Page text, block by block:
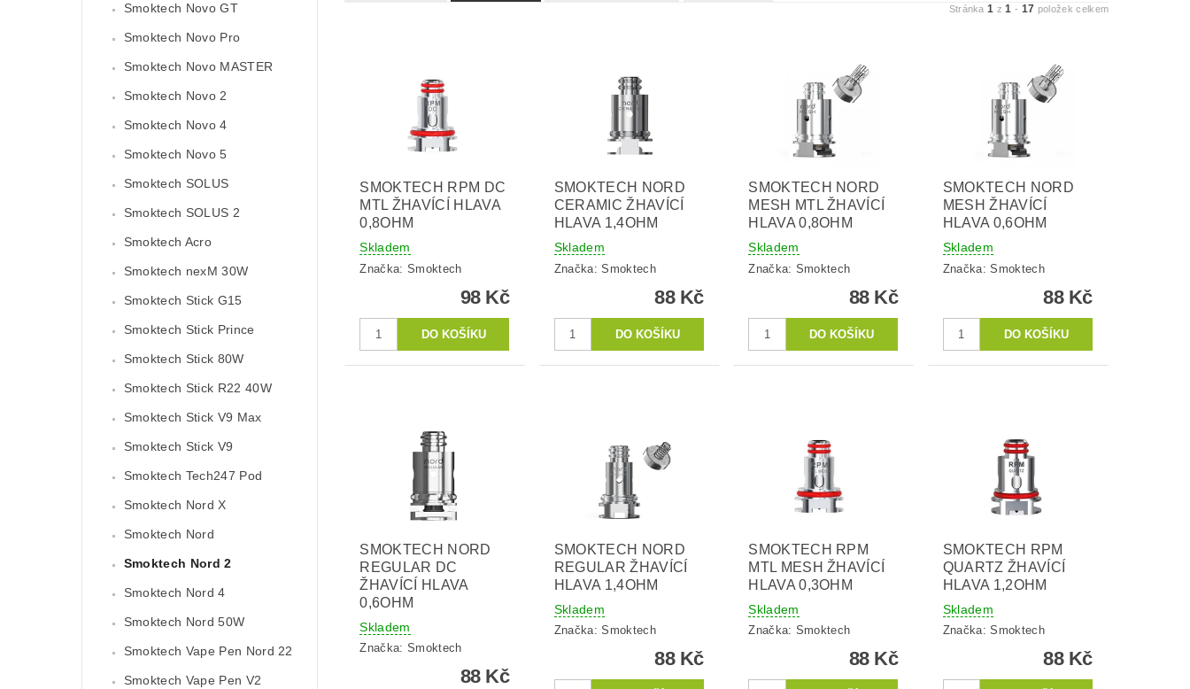
Smoktech Novo GT
Smoktech Novo Pro
Smoktech Novo MASTER
Smoktech Novo 2
Smoktech Novo 4
Smoktech Novo 5
Smoktech SOLUS
Smoktech SOLUS 2
Smoktech Acro
Smoktech nexM 30W
Smoktech Stick G15
Smoktech Stick Prince
Smoktech Stick 80W
Smoktech Stick R22 40W
Smoktech Stick V9 Max
Smoktech Stick V9
Smoktech Tech247 Pod
Smoktech Nord X
Smoktech Nord
Smoktech Nord 2
Smoktech Nord 4
Smoktech Nord 50W
Smoktech Vape Pen Nord 22
Smoktech Vape Pen V2
Stránka1 z1 - 17 položek celkem
SMOKTECH RPM DC
MTL ŽHAVÍCÍ HLAVA
0,8OHM
Skladem
Značka: Smoktech
98 Kč
SMOKTECH NORD
CERAMIC ŽHAVÍCÍ
HLAVA 1,4OHM
Skladem
Značka:Smoktech
88 Kč
SMOKTECH NORD
MESH MTL ŽHAVÍCÍ
HLAVA 0,8OHM
Skladem
Značka: Smoktech
88 Kč
SMOKTECH NORD
MESH ŽHAVÍCÍ
HLAVA 0,6OHM
Skladem
Značka:Smoktech
88 Kč
SMOKTECH NORD
REGULAR DC
ŽHAVÍCÍ HLAVA
0,6OHM
Skladem
Značka: Smoktech
88 Kč
SMOKTECH NORD
REGULAR ŽHAVÍCÍ
HLAVA 1,4OHM
Skladem
Značka:Smoktech
88 Kč
SMOKTECH RPM
MTL MESH ŽHAVÍCÍ
HLAVA 0,3OHM
Skladem
Značka: Smoktech
88 Kč
SMOKTECH RPM
QUARTZ ŽHAVÍCÍ
HLAVA 1,2OHM
Skladem
Značka:Smoktech
88 Kč